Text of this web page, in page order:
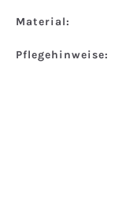
Material:
Pflegehinweise: